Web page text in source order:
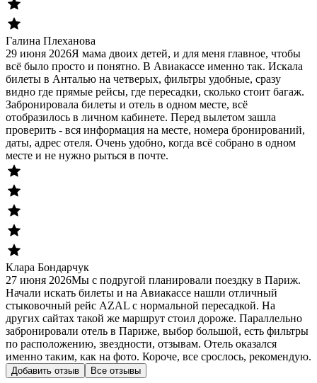
Галина Плеханова
29 июня 2026Я мама двоих детей, и для меня главное, чтобы
всё было просто и понятно. В Авиакассе именно так. Искала
билеты в Анталью на четверых, фильтры удобные, сразу
видно где прямые рейсы, где пересадки, сколько стоит багаж.
Забронировала билеты и отель в одном месте, всё
отобразилось в личном кабинете. Перед вылетом зашла
проверить - вся информация на месте, номера бронирований,
даты, адрес отеля. Очень удобно, когда всё собрано в одном
месте и не нужно рыться в почте.
Клара Бондарчук
27 июня 2026Мы с подругой планировали поездку в Париж.
Начали искать билеты и на Авиакассе нашли отличный
стыковочный рейс AZAL с нормальной пересадкой. На
других сайтах такой же маршрут стоил дороже. Параллельно
забронировали отель в Париже, выбор большой, есть фильтры
по расположению, звездности, отзывам. Отель оказался
именно таким, как на фото. Короче, все срослось, рекомендую.
Добавить отзыв Все отзывы